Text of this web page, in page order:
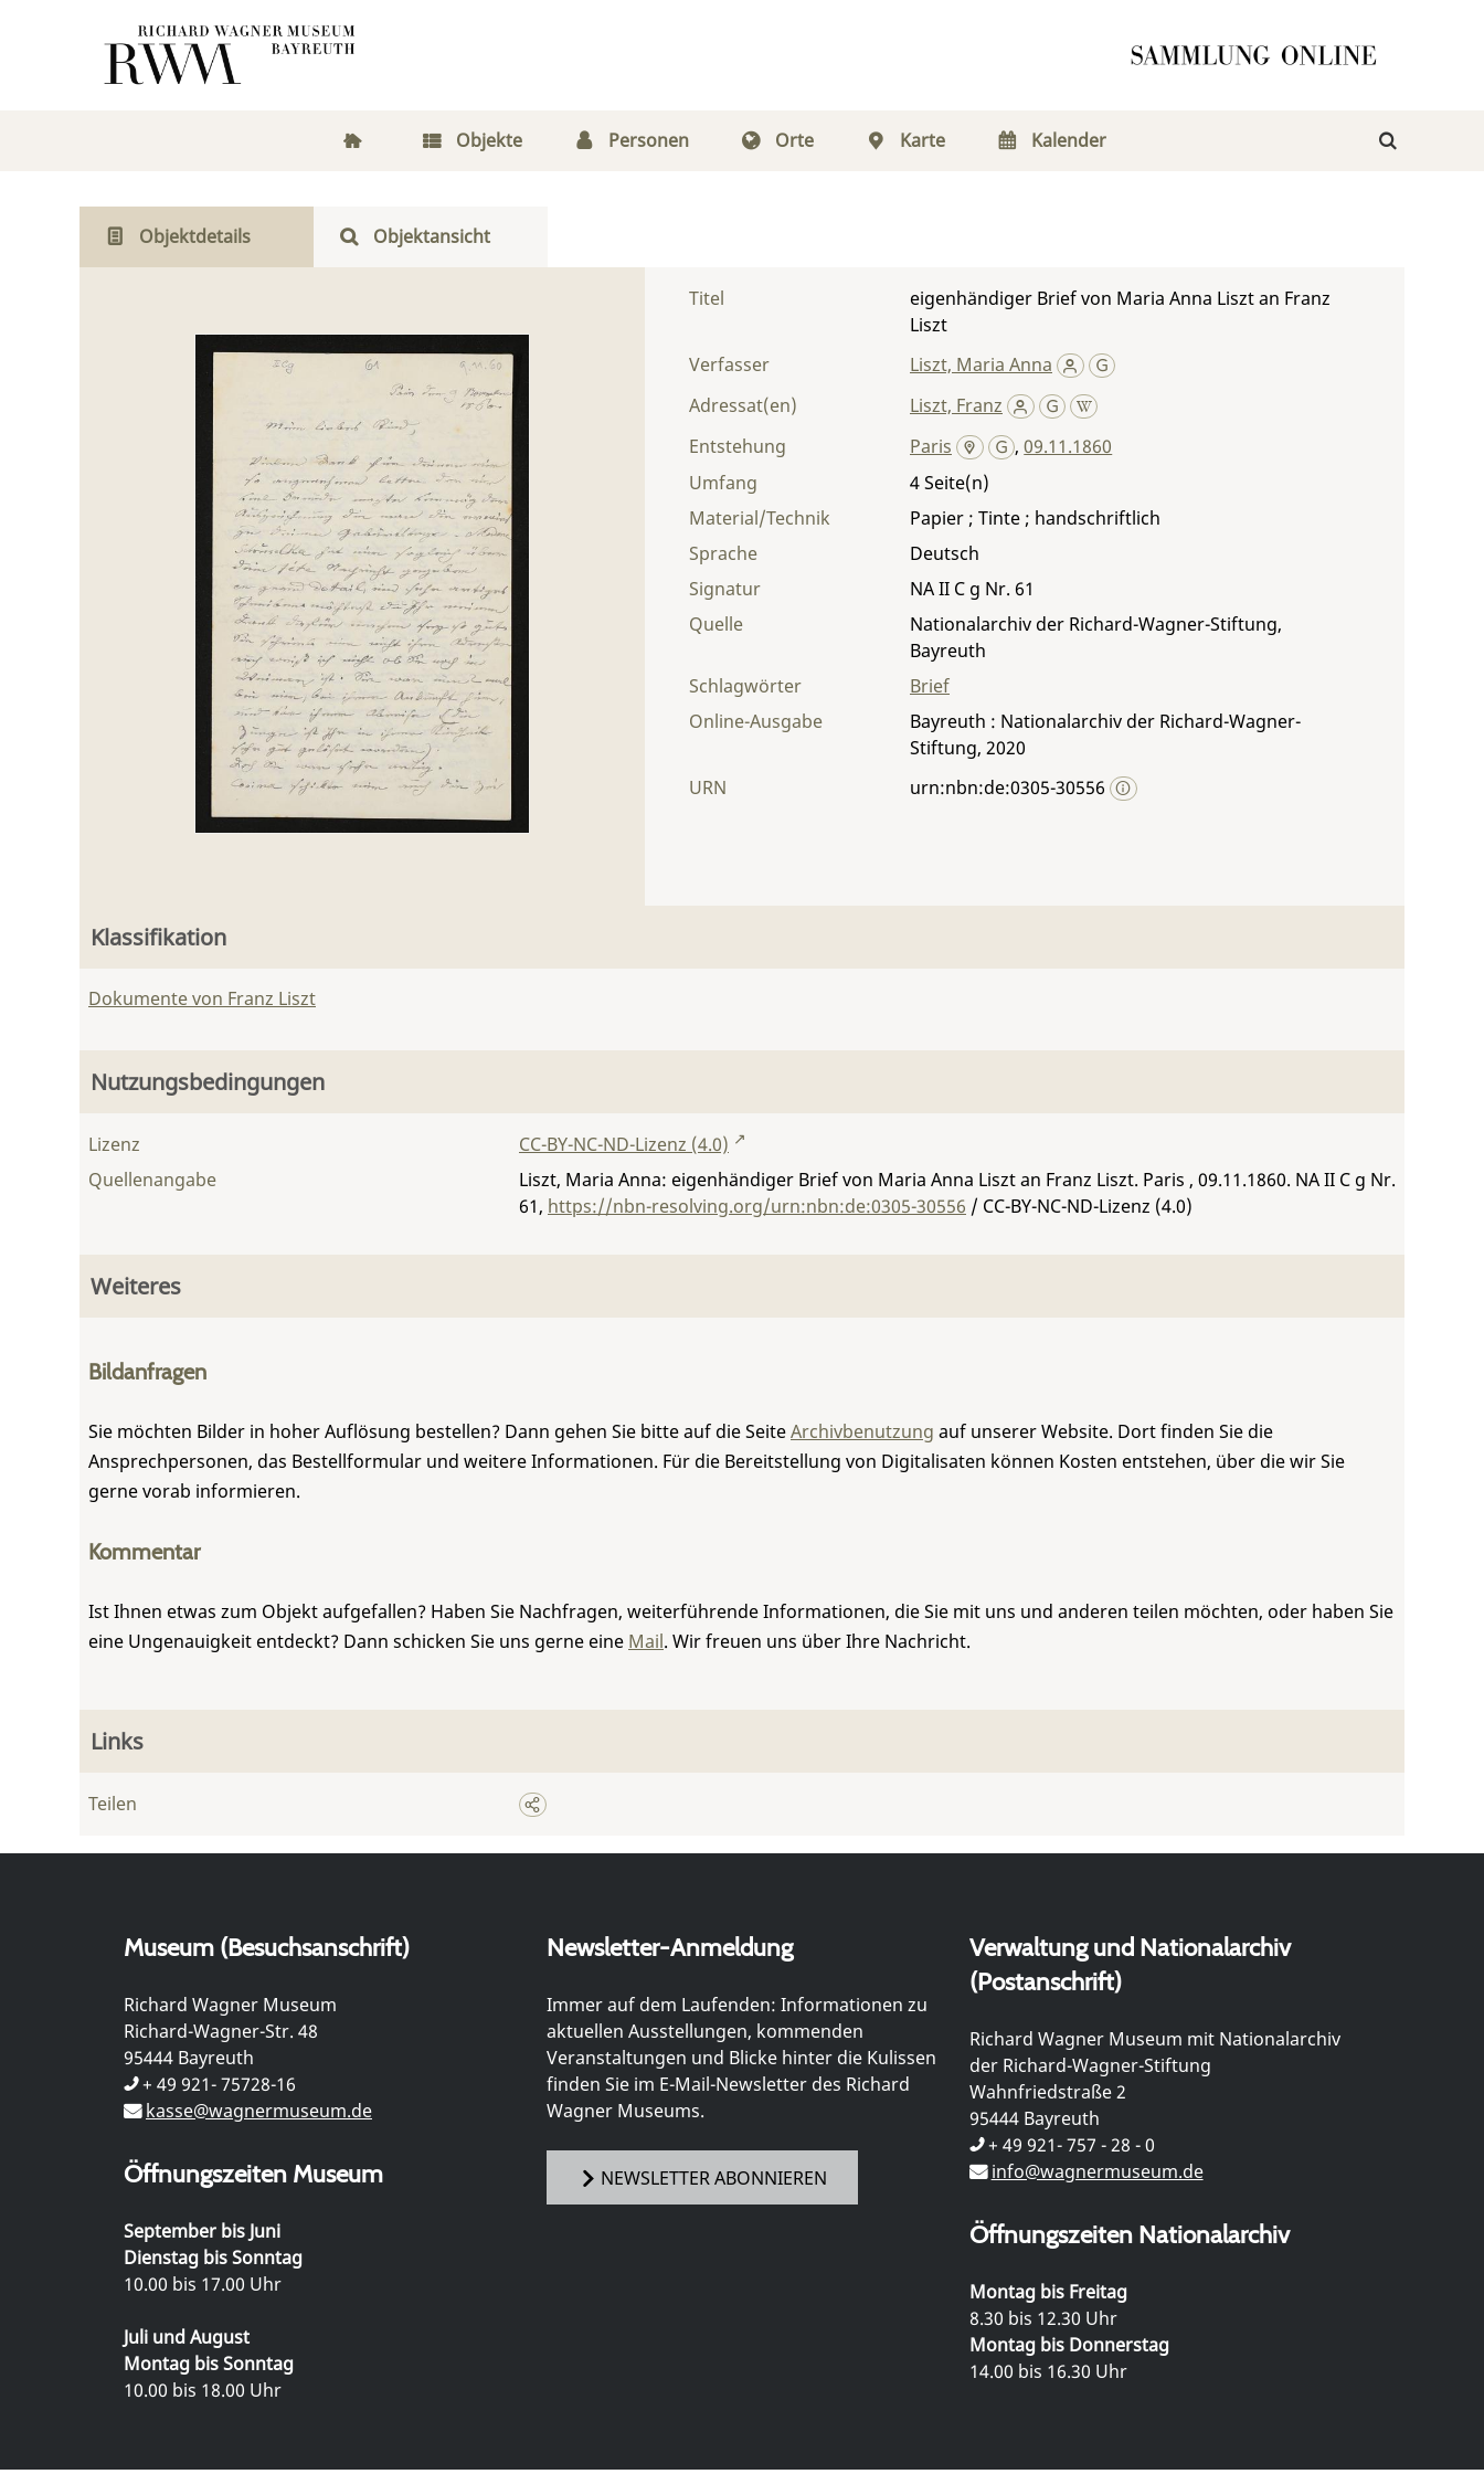
Objekte Personen Orte Karte Kalender
Objektdetails Objektansicht
Titel
eigenhändiger Brief von Maria Anna Liszt an Franz
Liszt
Verfasser
Liszt, Maria Anna
Adressat(en)
Liszt, Franz
Entstehung
Paris ,09.11.1860
Umfang
4
Material/Technik
Papier ; Tinte ; handschriftlich
Sprache
Deutsch
Signatur
NA II C g Nr. 61
Quelle
Nationalarchiv der Richard-Wagner-Stiftung,
Bayreuth
Schlagwörter
Brief
Online-Ausgabe
Bayreuth : Nationalarchiv der Richard-Wagner-
Stiftung, 2020
URN
urn:nbn:de:0305-30556
Klassifikation
Dokumente von Franz Liszt
Nutzungsbedingungen
Lizenz
CC-BY-NC-ND-Lizenz (4.0)
Quellenangabe
Liszt, Maria Anna: eigenhändiger Brief von Maria Anna Liszt an Franz Liszt. Paris , 09.11.1860. NA II C g Nr.
61, https://nbn-resolving.org/urn:nbn:de:0305-30556 / CC-BY-NC-ND-Lizenz (4.0)
Weiteres
Bildanfragen
Sie möchten Bilder in hoher Auflösung bestellen? Dann gehen Sie bitte auf die SeiteArchivbenutzung auf unserer Website. Dort finden Sie die
Ansprechpersonen, das Bestellformular und weitere Informationen. Für die Bereitstellung von Digitalisaten können Kosten entstehen, über die wir Sie
gerne vorab informieren.
Kommentar
Ist Ihnen etwas zum Objekt aufgefallen? Haben Sie Nachfragen, weiterführende Informationen, die Sie mit uns und anderen teilen möchten, oder haben Sie
eine Ungenauigkeit entdeckt? Dann schicken Sie uns gerne eine Mail. Wir freuen uns über Ihre Nachricht.
Links
Teilen
Museum (Besuchsanschrift)
Richard Wagner Museum
Richard-Wagner-Str. 48
95444 Bayreuth
+ 49 921- 75728-16
kasse@wagnermuseum.de
Öffnungszeiten Museum
September bis Juni
Dienstag bis Sonntag
10.00 bis 17.00 Uhr
Juli und August
Montag bis Sonntag
10.00 bis 18.00 Uhr
Newsletter-Anmeldung
Immer auf dem Laufenden: Informationen zu
aktuellen Ausstellungen, kommenden
Veranstaltungen und Blicke hinter die Kulissen
finden Sie im E-Mail-Newsletter des Richard
Wagner Museums.
NEWSLETTER ABONNIEREN
Verwaltung und Nationalarchiv
(Postanschrift)
Richard Wagner Museum mit Nationalarchiv
der Richard-Wagner-Stiftung
Wahnfriedstraße 2
95444 Bayreuth
+ 49 921- 757 - 28 - 0
info@wagnermuseum.de
Öffnungszeiten Nationalarchiv
Montag bis Freitag
8.30 bis 12.30 Uhr
Montag bis Donnerstag
14.00 bis 16.30 Uhr